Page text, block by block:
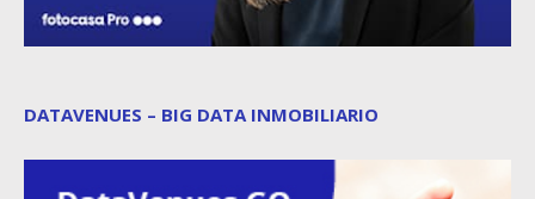
DATAVENUES – BIG DATA INMOBILIARIO